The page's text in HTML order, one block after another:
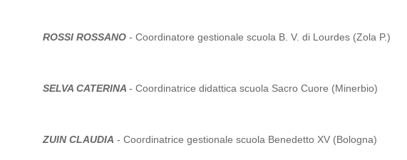
ROSSI ROSSANO - Coordinatore gestionale scuola B. V. di Lourdes (Zola P.)
SELVA CATERINA - Coordinatrice didattica scuola Sacro Cuore (Minerbio)
ZUIN CLAUDIA - Coordinatrice gestionale scuola Benedetto XV (Bologna)